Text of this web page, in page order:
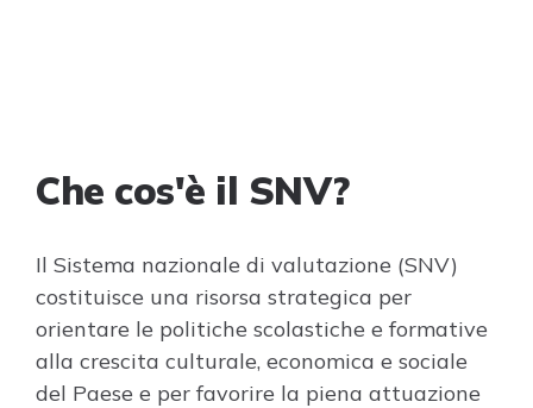
Che cos'è il SNV?
Il Sistema nazionale di valutazione (SNV)
costituisce una risorsa strategica per
orientare le politiche scolastiche e formative
alla crescita culturale, economica e sociale
del Paese e per favorire la piena attuazione